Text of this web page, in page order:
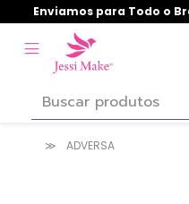
Enviamos para Todo o
ADVERSA